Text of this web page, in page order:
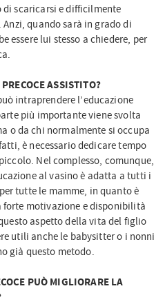
di scaricarsi e difficilmente
quando sarà in grado di
essere lui stesso a chiedere, per
ASSISTITO?
intraprendere l’educazione
più importante viene svolta
o da chi normalmente si occupa
è necessario dedicare tempo
Nel complesso, comunque,
al vasino è adatta a tutti i
tutte le mamme, in quanto è
motivazione e disponibilità
aspetto della vita del figlio
utili anche le babysitter o i nonni
già questo metodo.
PUÒ MIGLIORARE LA